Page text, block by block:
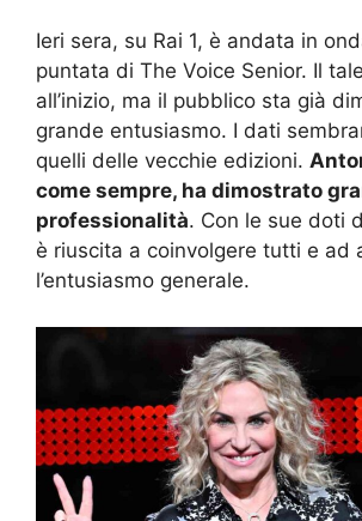
Ieri sera, su Rai 1, è andata in
puntata di The Voice Senior. Il
all’inizio, ma il pubblico sta già
grande entusiasmo. I dati
quelli delle vecchie edizioni.
come sempre, ha dimostrato
professionalità. Con le sue doti
è riuscita a coinvolgere tutti e ad
l’entusiasmo generale.